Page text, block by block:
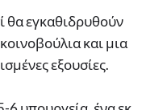
θα εγκαθιδρυθούν
και μια
εξουσίες.